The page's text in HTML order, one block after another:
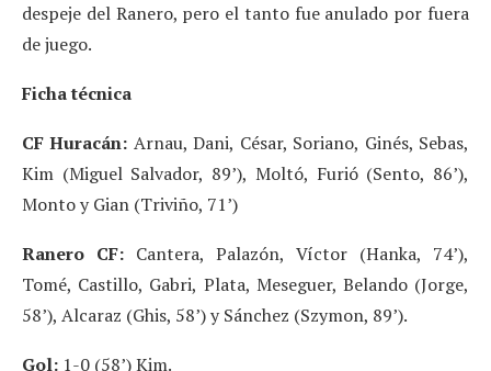
despeje del Ranero, pero el tanto fue anulado por fuera
de juego.
Ficha técnica
CF Huracán: Arnau, Dani, César, Soriano, Ginés, Sebas,
Kim (Miguel Salvador, 89’), Moltó, Furió (Sento, 86’),
Monto y Gian (Triviño, 71’)
Ranero CF: Cantera, Palazón, Víctor (Hanka, 74’),
Tomé, Castillo, Gabri, Plata, Meseguer, Belando (Jorge,
58’), Alcaraz (Ghis, 58’) y Sánchez (Szymon, 89’).
Gol: 1-0 (58’) Kim.